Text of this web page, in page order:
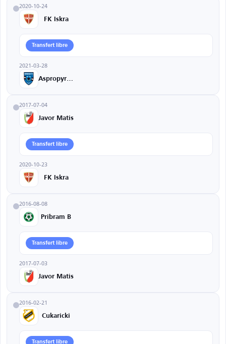
2020-10-24
FK Iskra
Transfert libre
2021-03-28
2017-07-04
Javor Matis
Transfert libre
2020-10-23
FK Iskra
2016-08-08
Pribram B
Transfert libre
2017-07-03
Javor Matis
2016-02-21
Cukaricki
Transfert libre